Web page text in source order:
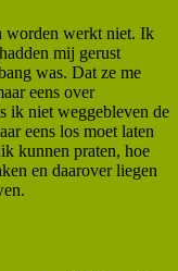
worden werkt niet. Ik
mij gerust
was. Dat ze me
eens over
ik niet weggebleven de
eens los moet laten
kunnen praten, hoe
en daarover liegen